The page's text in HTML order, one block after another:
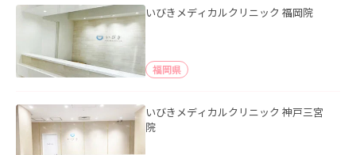
いびきメディカルクリニック 福岡院
福岡県
いびきメディカルクリニック 神戸三宮
院